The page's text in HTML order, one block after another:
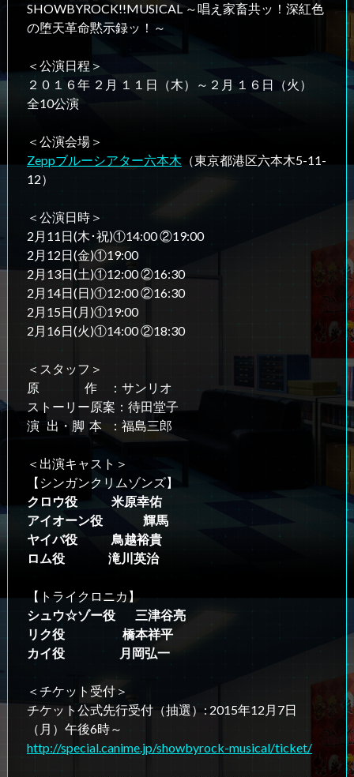
SHOWBYROCK!!MUSICAL ～唱え家畜共ッ！深紅色
の堕天革命黙示録ッ！～
＜公演日程＞
２０１６年 ２月 １１日（木）～２月 １６日（火）
全10公演
＜公演会場＞
Zeppブルーシアター六本木 （東京都港区六本木5-11-
12）
＜公演日時＞
2月11日(木･祝)①14:00 ②19:00
2月12日(金)①19:00
2月13日(土)①12:00 ②16:30
2月14日(日)①12:00 ②16:30
2月15日(月)①19:00
2月16日(火)①14:00 ②18:30
＜スタッフ＞
原 作 ：サンリオ
ストーリー原案：待田堂子
演 出・脚 本 ：福島三郎
＜出演キャスト＞
【シンガンクリムゾンズ】
クロウ役 米原幸佑
アイオーン役 輝馬
ヤイバ役 鳥越裕貴
ロム役 滝川英治
【トライクロニカ】
シュウ☆ゾー役 三津谷亮
リク役 橋本祥平
カイ役 月岡弘一
＜チケット受付＞
チケット公式先行受付（抽選）: 2015年12月7日
（月）午後6時～
http://special.canime.jp/showbyrock-musical/ticket/